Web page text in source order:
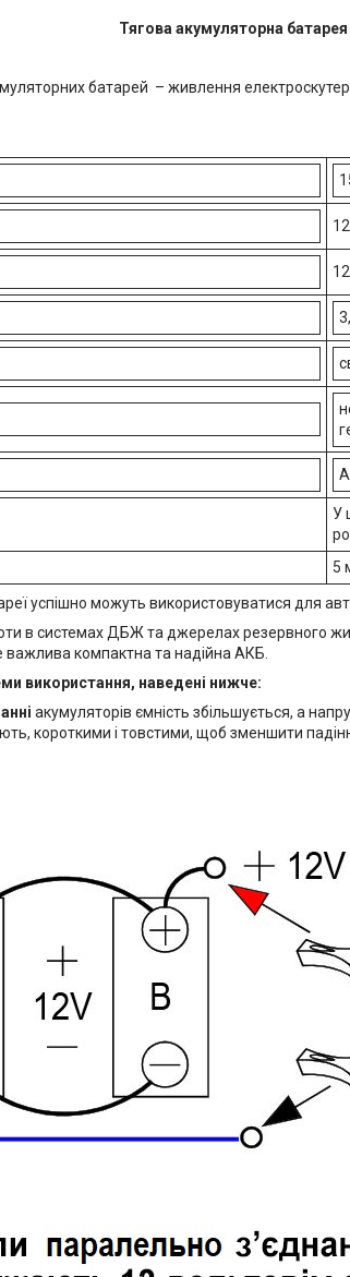
Тягова акумуляторна
батарей – живлення
12
12
У
5
успішно можуть використовуватися для
в системах ДБЖ та джерелах резервного
важлива компактна та надійна АКБ.
використання, наведені нижче:
акумуляторів ємність збільшується, а
короткими і товстими, щоб зменшити